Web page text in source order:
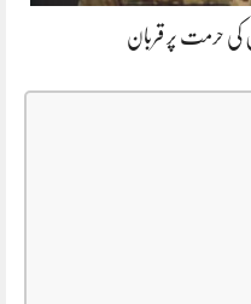
کی حرمت پر قربان